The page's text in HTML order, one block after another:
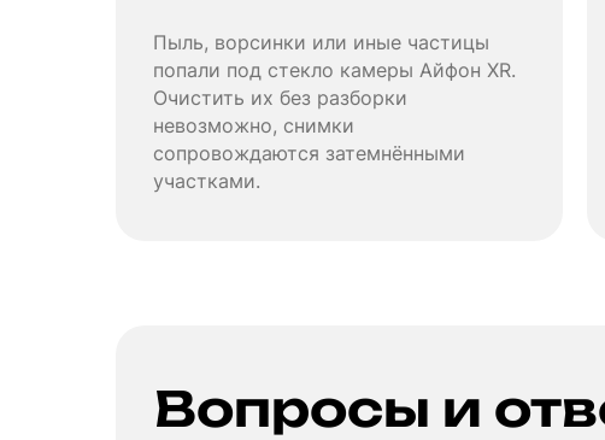
Пыль, ворсинки или иные частицы
попали под стекло камеры Айфон XR.
Очистить их без разборки
невозможно, снимки
сопровождаются затемнёнными
участками.
Вопросы и